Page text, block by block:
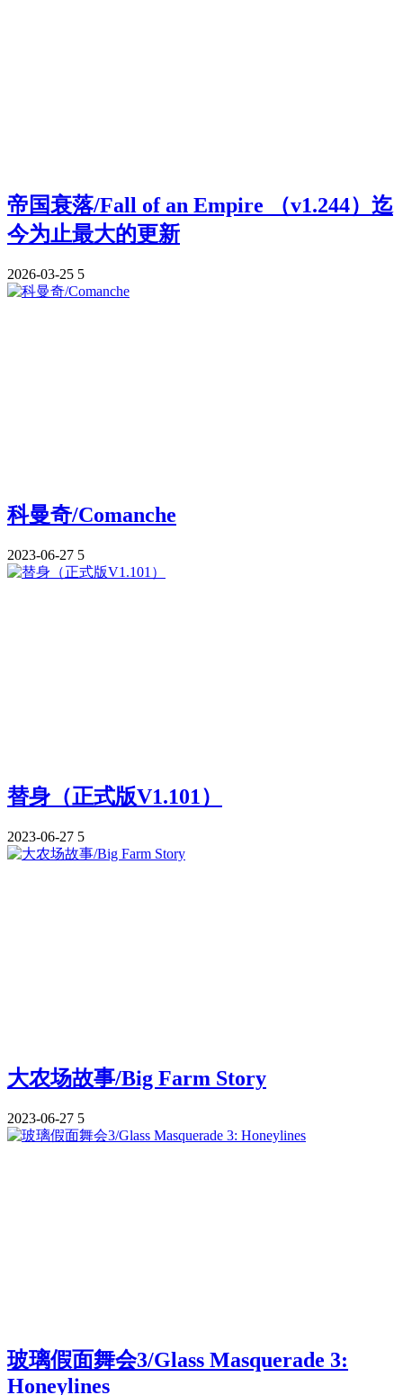
帝国衰落/Fall of an Empire （v1.244）迄
今为止最大的更新
2026-03-25 5
科曼奇/Comanche
2023-06-27 5
替身（正式版V1.101）
2023-06-27 5
大农场故事/Big Farm Story
2023-06-27 5
玻璃假面舞会3/Glass Masquerade 3:
Honeylines